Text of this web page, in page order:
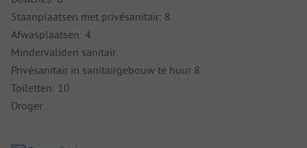
Staanplaatsen met privésanitair: 8
Afwasplaatsen: 4
Mindervaliden sanitair
Privésanitair in sanitairgebouw te huur 8
Toiletten: 10
Droger